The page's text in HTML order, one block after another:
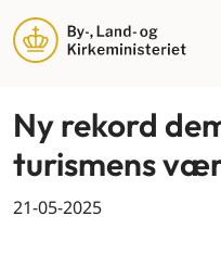
Ny rekord
turismens
21-05-2025